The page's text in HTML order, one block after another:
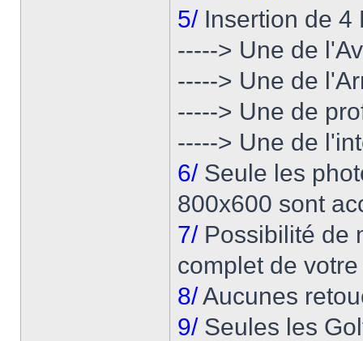
5/Insertion de 4
-----> Une de
-----> Une de
-----> Une de
-----> Une de
6/Seule les
800x600 sont
7/Possibilité de
complet de
8/Aucunes
9/Seules les